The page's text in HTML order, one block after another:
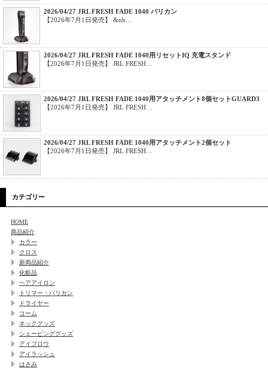
2026/04/27 JRL FRESH FADE 1040 バリカン
【2026年7月1日発売】 &nb…
2026/04/27 JRL FRESH FADE 1040用リセットIQ 充電スタンド
【2026年7月1日発売】 JRL FRESH…
2026/04/27 JRL FRESH FADE 1040用アタッチメント8個セットGUARD3
【2026年7月1日発売】 JRL FRESH…
2026/04/27 JRL FRESH FADE 1040用アタッチメント2個セット
【2026年7月1日発売】 JRL FRESH…
カテゴリー
HOME
商品紹介
カラー
クロス
新商品紹介
化粧品
ヘアアイロン
トリマー・バリカン
ドライヤー
コーム
ネックグッズ
シェービンググッズ
アイブロウ
アイラッシュ
はさみ